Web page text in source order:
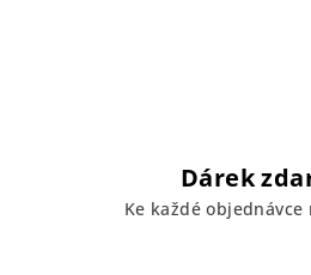
Dárek
Ke každé objednávce